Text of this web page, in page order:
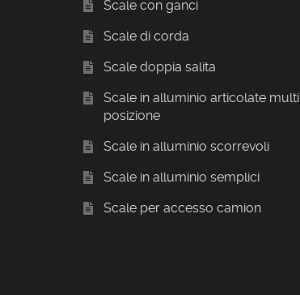
Scale con ganci
Scale di corda
Scale doppia salita
Scale in alluminio articolate multi
posizione
Scale in alluminio scorrevoli
Scale in alluminio semplici
Scale per accesso camion